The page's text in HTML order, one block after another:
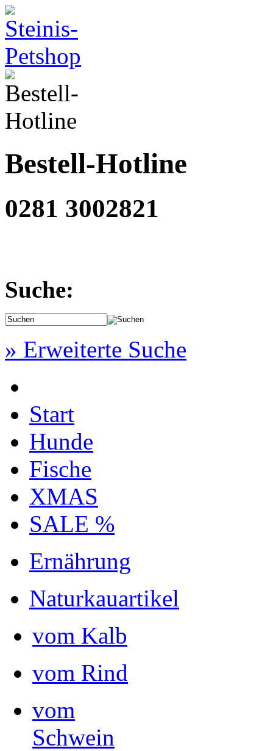
Bestell-Hotline
0281 3002821
Suche:
» Erweiterte Suche
Start
Hunde
Fische
XMAS
SALE %
Ernährung
Naturkauartikel
vom Kalb
vom Rind
vom
Schwein